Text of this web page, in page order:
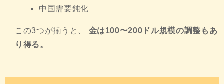
中国需要鈍化
この3つが揃うと、 金は100〜200ドル規模の調整もあ
り得る。